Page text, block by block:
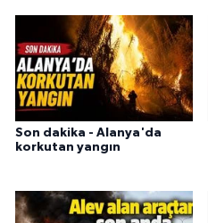
Son dakika - Alanya'da
korkutan yangın